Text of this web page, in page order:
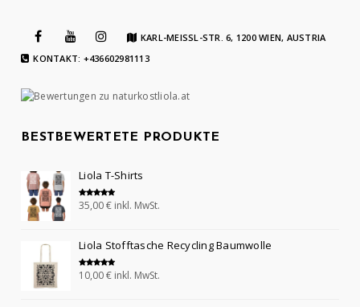
KARL-MEISSL-STR. 6, 1200 WIEN, AUSTRIA
KONTAKT: +436602981113
BESTBEWERTETE PRODUKTE
Liola T-Shirts
Bewertet mit
5.00
35,00€ inkl. MwSt.
Liola Stofftasche Recycling Baumwolle
Bewertet mit
5.00
10,00€ inkl. MwSt.